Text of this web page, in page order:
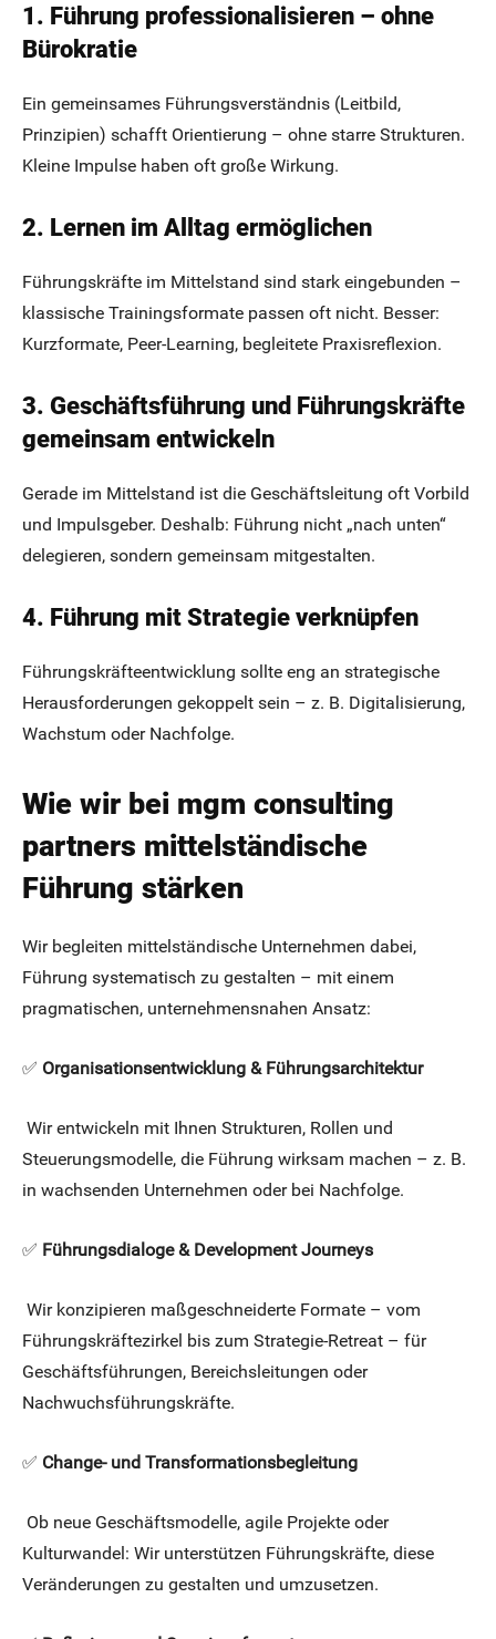
1. Führung professionalisieren – ohne
Bürokratie
Ein gemeinsames Führungsverständnis (Leitbild,
Prinzipien) schafft Orientierung – ohne starre Strukturen.
Kleine Impulse haben oft große Wirkung.
2. Lernen im Alltag ermöglichen
Führungskräfte im Mittelstand sind stark eingebunden –
klassische Trainingsformate passen oft nicht. Besser:
Kurzformate, Peer-Learning, begleitete Praxisreflexion.
3. Geschäftsführung und Führungskräfte
gemeinsam entwickeln
Gerade im Mittelstand ist die Geschäftsleitung oft Vorbild
und Impulsgeber. Deshalb: Führung nicht „nach unten“
delegieren, sondern gemeinsam mitgestalten.
4. Führung mit Strategie verknüpfen
Führungskräfteentwicklung sollte eng an strategische
Herausforderungen gekoppelt sein – z. B. Digitalisierung,
Wachstum oder Nachfolge.
Wie wir bei mgm consulting
partners mittelständische
Führung stärken
Wir begleiten mittelständische Unternehmen dabei,
Führung systematisch zu gestalten – mit einem
pragmatischen, unternehmensnahen Ansatz:
✅ Organisationsentwicklung & Führungsarchitektur
Wir entwickeln mit Ihnen Strukturen, Rollen und
Steuerungsmodelle, die Führung wirksam machen – z. B.
in wachsenden Unternehmen oder bei Nachfolge.
✅ Führungsdialoge & Development Journeys
Wir konzipieren maßgeschneiderte Formate – vom
Führungskräftezirkel bis zum Strategie-Retreat – für
Geschäftsführungen, Bereichsleitungen oder
Nachwuchsführungskräfte.
✅ Change- und Transformationsbegleitung
Ob neue Geschäftsmodelle, agile Projekte oder
Kulturwandel: Wir unterstützen Führungskräfte, diese
Veränderungen zu gestalten und umzusetzen.